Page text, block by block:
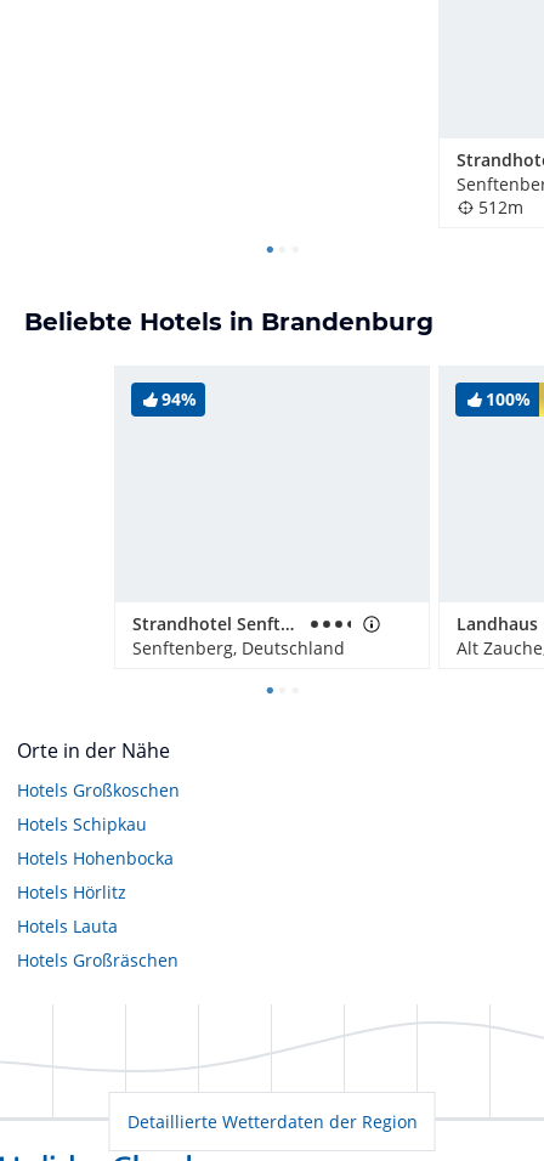
512m
Beliebte Hotels in Brandenburg
94%
Strandhotel Senftenberger See
Senftenberg, Deutschland
100%
Landhaus
Alt
Orte in der Nähe
Hotels Großkoschen
Hotels Schipkau
Hotels Hohenbocka
Hotels Hörlitz
Hotels Lauta
Hotels Großräschen
Detaillierte Wetterdaten der Region